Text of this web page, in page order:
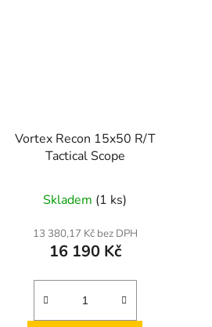
Vortex Recon 15x50 R/T
Tactical Scope
Skladem (1 ks)
13 380,17 Kč bez DPH
16 190 Kč